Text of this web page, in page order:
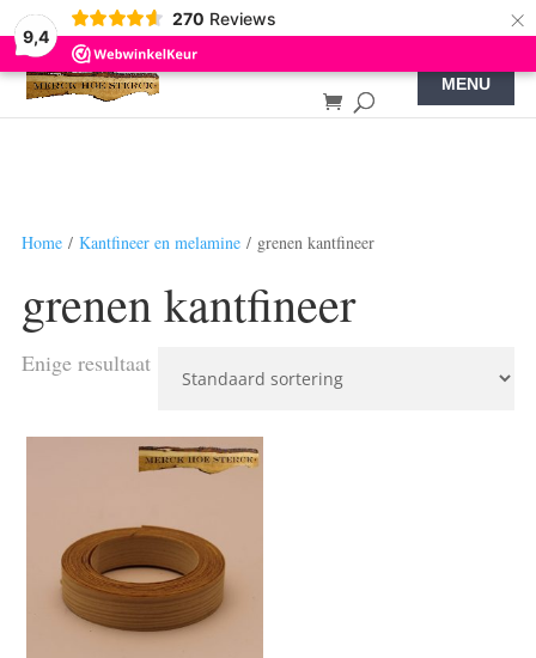
9,4
270 Reviews ×
Home/ Kantfineer en melamine/ grenen kantfineer
grenen kantfineer
Enige resultaat